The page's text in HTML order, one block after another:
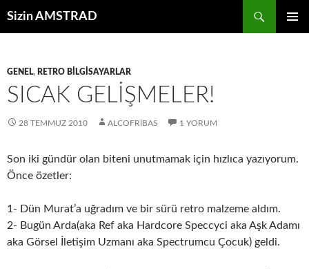
Sizin AMSTRAD
GENEL, RETRO BILGISAYARLAR
SICAK GELIŞMELER!
28 TEMMUZ 2010 ALCOFRIBAS 1 YORUM
Son iki gündür olan biteni unutmamak için hızlıca yazıyorum.
Önce özetler:
1- Dün Murat’a uğradım ve bir sürü retro malzeme aldım.
2- Bugün Arda(aka Ref aka Hardcore Speccyci aka Aşk Adamı
aka Görsel İletişim Uzmanı aka Spectrumcu Çocuk) geldi.